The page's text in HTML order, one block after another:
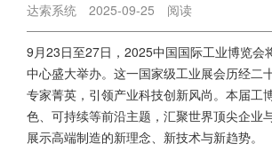
达索系统 2025-09-25 阅读
9月23日至27日，2025中国国际工业博览会
中心盛大举办。这一国家级工业展会历经二
专家菁英，引领产业科技创新风尚。本届工
色、可持续等前沿主题，汇聚世界顶尖企业
展示高端制造的新理念、新技术与新趋势。